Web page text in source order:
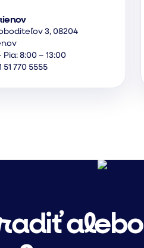
3, 08204
Pia: 8:00 – 13:00
51 770 5555
alebo